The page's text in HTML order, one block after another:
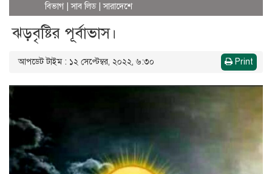
বিভাগ|সাব লিড|সারাদেশে
ঝড়বৃষ্টির পূর্বাভাস।
আপডেট টাইম : ১২ সেপ্টেম্বর, ২০২২, ৬:৩০ Print